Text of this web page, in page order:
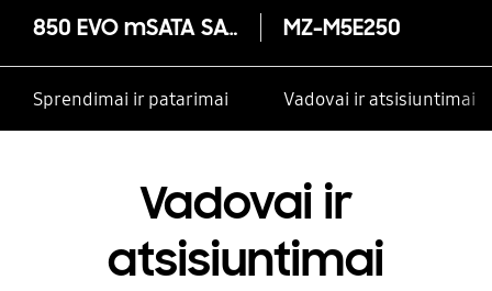
850 EVO mSATA SATA III SSD 250 GB MZ-M5E250
Sprendimai ir patarimai Vadovai ir atsisiuntimai
Vadovai ir
atsisiuntimai